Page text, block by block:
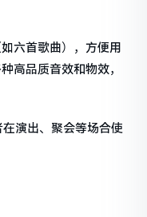
六首歌曲），方便用
高品质音效和物效，
演出、聚会等场合使